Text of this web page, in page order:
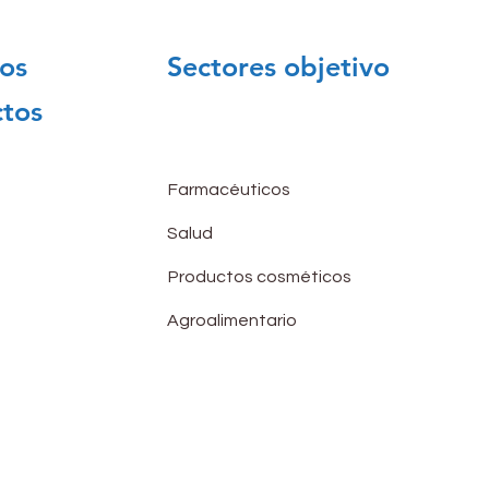
Sectores objetivo
Farmacéuticos
Salud
Productos cosméticos
Agroalimentario